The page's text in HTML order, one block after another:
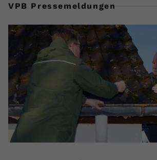
VPB Pressemeldungen